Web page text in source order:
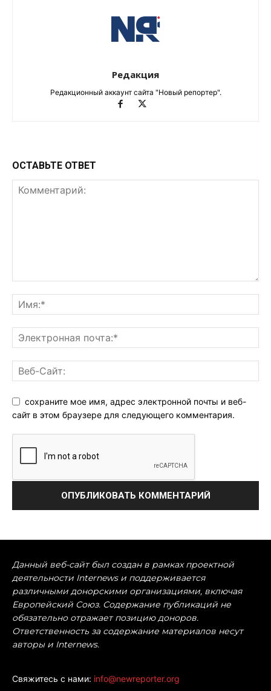
Редакция
Редакционный аккаунт сайта "Новый репортер".
ОСТАВЬТЕ ОТВЕТ
сохраните мое имя, адрес электронной почты и веб-
сайт в этом браузере для следующего комментария.
Данный веб-сайт был создан в рамках проектной
деятельности Internews и поддерживается
различными донорскими организациями, включая
Европейский Союз. Содержание публикаций не
обязательно отражает позицию доноров.
Ответственность за содержание материалов несут
авторы и Internews.
Свяжитесь с нами: info@newreporter.org